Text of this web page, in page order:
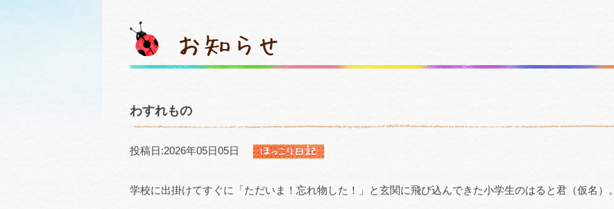
わすれもの
投稿日:2026年05日05日
学校に出掛けてすぐに「ただいま！忘れ物した！」と玄関に飛び込んできた小学生のはると君（仮名）。